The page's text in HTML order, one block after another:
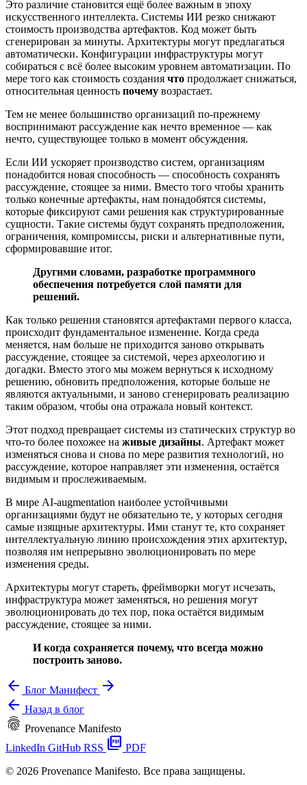
Это различие становится ещё более важным в эпоху
искусственного интеллекта. Системы ИИ резко снижают
стоимость производства артефактов. Код может быть
сгенерирован за минуты. Архитектуры могут предлагаться
автоматически. Конфигурации инфраструктуры могут
собираться с всё более высоким уровнем автоматизации. По
мере того как стоимость создания что продолжает снижаться,
относительная ценность почему возрастает.
Тем не менее большинство организаций по-прежнему
воспринимают рассуждение как нечто временное — как
нечто, существующее только в момент обсуждения.
Если ИИ ускоряет производство систем, организациям
понадобится новая способность — способность сохранять
рассуждение, стоящее за ними. Вместо того чтобы хранить
только конечные артефакты, нам понадобятся системы,
которые фиксируют сами решения как структурированные
сущности. Такие системы будут сохранять предположения,
ограничения, компромиссы, риски и альтернативные пути,
сформировавшие итог.
Другими словами, разработке программного
обеспечения потребуется слой памяти для
решений.
Как только решения становятся артефактами первого класса,
происходит фундаментальное изменение. Когда среда
меняется, нам больше не приходится заново открывать
рассуждение, стоящее за системой, через археологию и
догадки. Вместо этого мы можем вернуться к исходному
решению, обновить предположения, которые больше не
являются актуальными, и заново сгенерировать реализацию
таким образом, чтобы она отражала новый контекст.
Этот подход превращает системы из статических структур во
что-то более похожее на живые дизайны. Артефакт может
изменяться снова и снова по мере развития технологий, но
рассуждение, которое направляет эти изменения, остаётся
видимым и прослеживаемым.
В мире AI-augmentation наиболее устойчивыми
организациями будут не обязательно те, у которых сегодня
самые изящные архитектуры. Ими станут те, кто сохраняет
интеллектуальную линию происхождения этих архитектур,
позволяя им непрерывно эволюционировать по мере
изменения среды.
Архитектуры могут стареть, фреймворки могут исчезать,
инфраструктура может заменяться, но решения могут
эволюционировать до тех пор, пока остаётся видимым
рассуждение, стоящее за ними.
И когда сохраняется почему, что всегда можно
построить заново.
arrow_back Блог Манифест arrow_forward
arrow_back Назад в блог
fingerprint Provenance Manifesto
LinkedIn GitHub RSS picture_as_pdf PDF
© 2026 Provenance Manifesto. Все права защищены.